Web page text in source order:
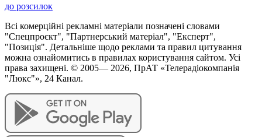
до розсилок
Всі комерційні рекламні матеріали позначені словами
"Спецпроєкт", "Партнерський матеріал", "Експерт",
"Позиція". Детальніше щодо реклами та правил цитування
можна ознайомитись в правилах користування сайтом. Усі
права захищені. © 2005— 2026, ПрАТ «Телерадіокомпанія
"Люкс"», 24 Канал.